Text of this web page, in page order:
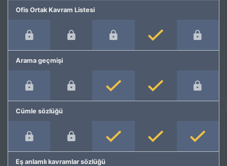
Ofis Ortak Kavram Listesi
Arama geçmişi
Cümle sözlüğü
Eş anlamlı kavramlar sözlüğü